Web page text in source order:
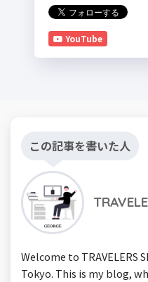
YouTube
この記事を書いた人
Welcome to TRAVELERS
Tokyo. This is my blog,